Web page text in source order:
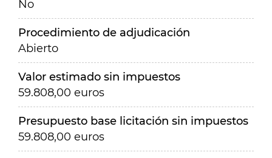
No
Procedimiento de adjudicación
Abierto
Valor estimado sin impuestos
59.808,00 euros
Presupuesto base licitación sin impuestos
59.808,00 euros